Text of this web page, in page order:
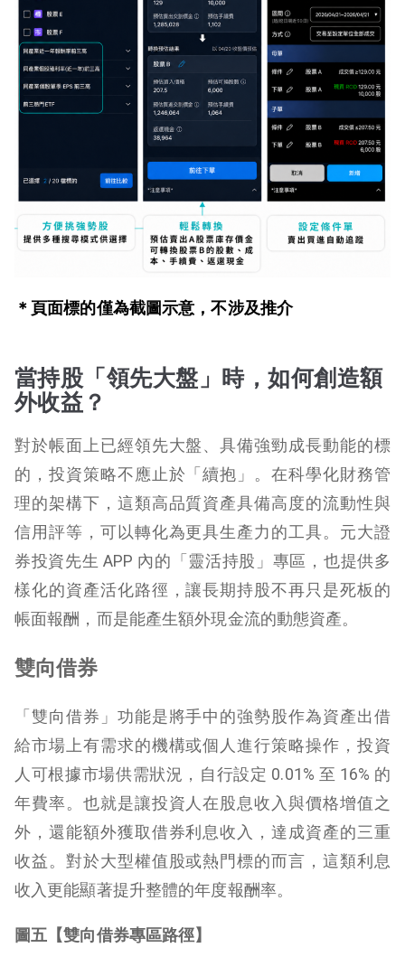
＊頁面標的僅為截圖示意，不涉及推介
當持股「領先大盤」時，如何創造額
外收益 ？
對於帳面上已經領先大盤、具備強勁成長動能的標
的，投資策略不應止於「續抱」。在科學化財務管
理的架構下，這類高品質資產具備高度的流動性與
信用評等，可以轉化為更具生產力的工具。元大證
券投資先生 APP 內的「靈活持股 」專區， 也提供多
樣化的資產活化路徑，讓長期持股不再只是死板的
帳面報酬 ，而是能產生額外現金流的動態資產。
雙向借券
「雙向借券」功能是將手中的強勢股作為資產出借
給市場上有需求的機構或個人進行策略操作，投資
人可根據市場供需狀況，自行設定 0.01% 至 16% 的
年費率。也就是讓投資人在股息收入與價格增值之
外，還能額外獲取借券利息收入，達成資產的三重
收益。對於大型權值股或熱門標的而言，這類利息
收入更能顯著提升整體的年度報酬率。
圖五【雙向借券專區路徑】